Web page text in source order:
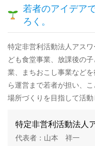
若者のアイデア
ろく。
特定非営利活動法人アス
ども食堂事業、放課後の
業、まちおこし事業など
ら運営まで若者が担い、
場所づくりを目指して活動
特定非営利活動法人
代表者：山本 祥一